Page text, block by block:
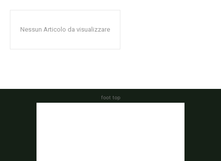
Nessun Articolo da visualizzare
foot top